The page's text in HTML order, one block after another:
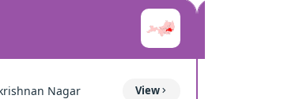
Nagar View